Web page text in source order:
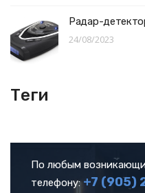
Радар-
24/08/2023
Теги
По любым
телефону:+7 (905)